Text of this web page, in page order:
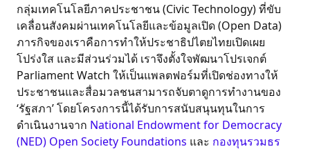
กลุ่มเทคโนโลยีภาคประชาชน (Civic Technology) ที่ขับ
เคลื่อนสังคมผ่านเทคโนโลยีและข้อมูลเปิด (Open Data)
ภารกิจของเราคือการทำให้ประชาธิปไตยไทยเปิดเผย
โปร่งใส และมีส่วนร่วมได้ เราจึงตั้งใจพัฒนาโปรเจกต์
Parliament Watch ให้เป็นแพลตฟอร์มที่เปิดช่องทางให้
ประชาชนและสื่อมวลชนสามารถจับตาดูการทำงานของ
‘รัฐสภา’ โดยโครงการนี้ได้รับการสนับสนุนทุนในการ
ดำเนินงานจาก National Endowment for Democracy
(NED) Open Society Foundations และ กองทุนรวมธร